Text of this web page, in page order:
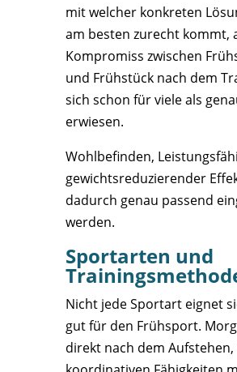
mit welcher konkreten
am besten zurecht kommt,
Kompromiss zwischen
und Frühstück nach dem
sich schon für viele als
erwiesen.
Wohlbefinden,
gewichtsreduzierender
dadurch genau passend
werden.
Sportarten und
Nicht jede Sportart eignet
gut für den Frühsport.
direkt nach dem